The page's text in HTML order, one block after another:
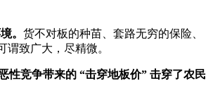
。 货不对板的种苗、套路无穷的保险、
致广大，尽精微。
竞争带来的 “击穿地板价” 击穿了农民